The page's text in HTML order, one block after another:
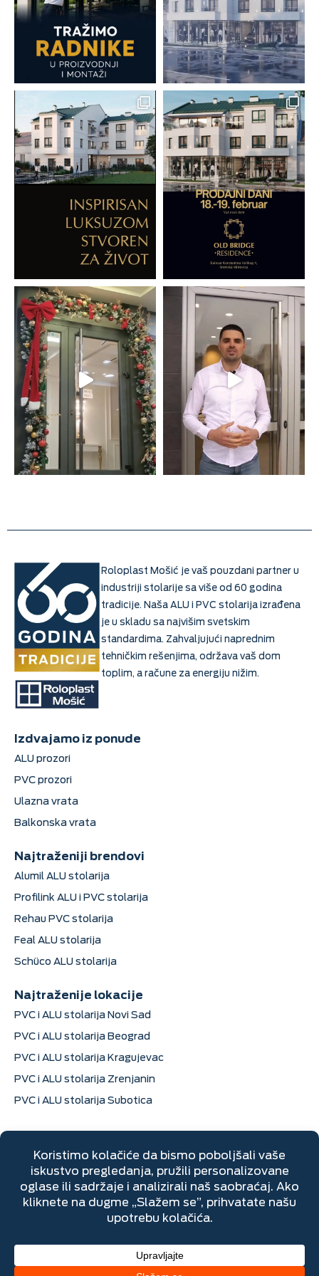
Roloplast Mošić je vaš pouzdani partner u
industriji stolarije sa više od 60 godina
tradicije. Naša ALU i PVC stolarija izrađena
je u skladu sa najvišim svetskim
standardima. Zahvaljujući naprednim
tehničkim rešenjima, održava vaš dom
toplim, a račune za energiju nižim.
Izdvajamo iz ponude
ALU prozori
PVC prozori
Ulazna vrata
Balkonska vrata
Najtraženiji brendovi
Alumil ALU stolarija
Profilink ALU i PVC stolarija
Rehau PVC stolarija
Feal ALU stolarija
Schüco ALU stolarija
Najtraženije lokacije
PVC i ALU stolarija Novi Sad
PVC i ALU stolarija Beograd
PVC i ALU stolarija Kragujevac
PVC i ALU stolarija Zrenjanin
PVC i ALU stolarija Subotica
Dimitrija Davidovića 6, Sremska Mitrovica
+381 22 670 205
Pon-Pet: 07h do 16h
Subota: 07h do 14h